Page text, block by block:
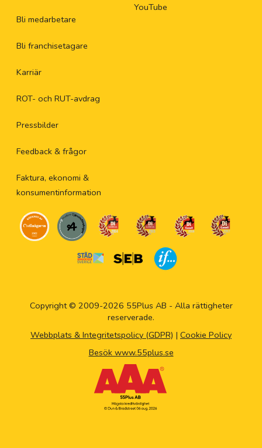
Bli medarbetare
Bli franchisetagare
Karriär
ROT- och RUT-avdrag
Pressbilder
Feedback & frågor
Faktura, ekonomi &
konsumentinformation
YouTube
Copyright © 2009-2026 55Plus AB - Alla rättigheter
reserverade.
Webbplats & Integritetspolicy (GDPR) | Cookie Policy
Besök www.55plus.se